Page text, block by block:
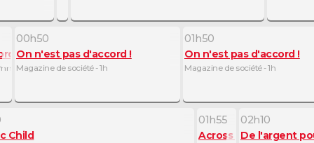
!
00h50
On n'est pas d'accord !
Magazine de société - 1h
01h50
On n'est pas d'accord !
Magazine de société - 1h
Child
01h55
Across the Waters
02h10
De l'argent